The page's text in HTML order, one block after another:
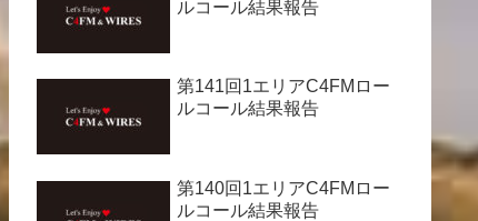
ルコール結果報告
第141回1エリアC4FMロー
ルコール結果報告
第140回1エリアC4FMロー
ルコール結果報告